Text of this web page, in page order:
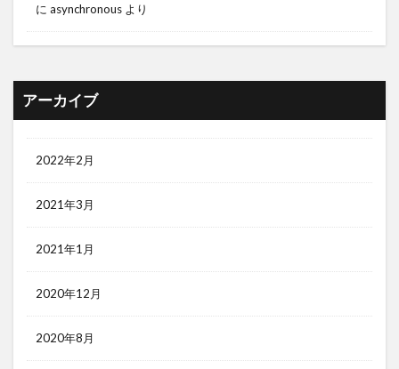
に asynchronous より
アーカイブ
2022年2月
2021年3月
2021年1月
2020年12月
2020年8月